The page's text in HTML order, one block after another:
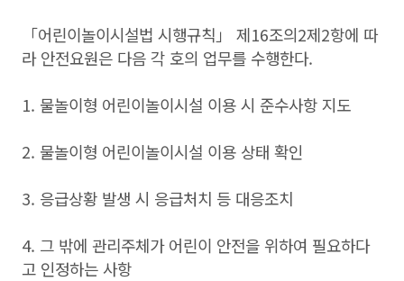
「어린이놀이시설법 시행규칙」 제16조의2제2항에 따
라 안전요원은 다음 각 호의 업무를 수행한다.
1. 물놀이형 어린이놀이시설 이용 시 준수사항 지도
2. 물놀이형 어린이놀이시설 이용 상태 확인
3. 응급상황 발생 시 응급처치 등 대응조치
4. 그 밖에 관리주체가 어린이 안전을 위하여 필요하다
고 인정하는 사항